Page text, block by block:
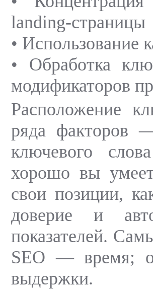
landing-страницы
• Использование
• Обработка
модификаторов
Расположение
ряда факторов —
ключевого
хорошо вы
свои позиции,
доверие и
показателей.
SEO — время;
выдержки.